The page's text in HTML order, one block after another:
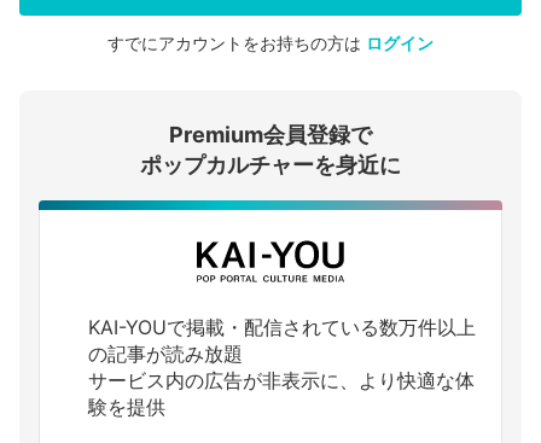
会員登録する
ログインする
すでにアカウントをお持ちの方は ログイン
Premium会員登録で
ポップカルチャーを身近に
KAI-YOUで掲載・配信されている数万件以上
の記事が読み放題
サービス内の広告が非表示に、より快適な体
験を提供